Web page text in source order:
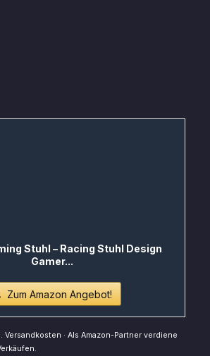
Stuhl – Racing Stuhl Design
Gamer...
Zum Amazon Angebot!
Versandkosten · Als Amazon-Partner verdiene